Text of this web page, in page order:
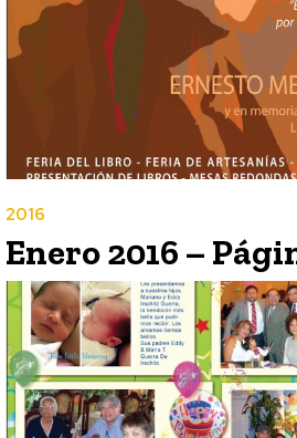
2016
Enero 2016 –